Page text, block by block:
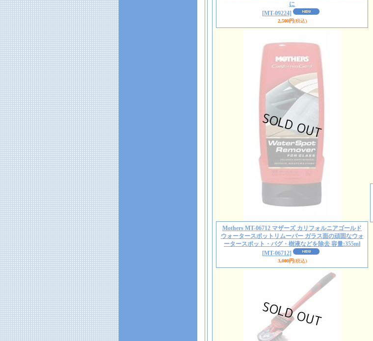
に
[MT-09224]
2,500円(税込)
Mothers MT-06712 マザーズ カリフォルニアゴールド
ウォータースポットリムーバー ガラス面の頑固なウォ
ータースポット・バグ・樹液などを除去 容量:355ml
[MT-06712]
3,000円(税込)